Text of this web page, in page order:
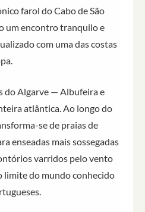
farol do Cabo de São
um encontro tranquilo e
com uma das costas
do Algarve — Albufeira e
atlântica. Ao longo do
se de praias de
enseadas mais sossegadas
varridos pelo vento
limite do mundo conhecido